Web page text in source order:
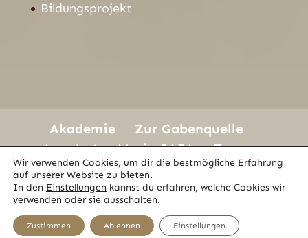
Bildungsprojekt
Akademie
Zur Gabenquelle
Angebot
Maria SAIA
Team
Tönen um die Welt
Videoblog
Magazine
Kontakt
COPYRIGHT © ZUR GABENQUELLE
Wir verwenden Cookies, um dir die bestmögliche Erfahrung
auf unserer Website zu bieten.
In den Einstellungen kannst du erfahren, welche Cookies wir
verwenden oder sie ausschalten.
Zustimmen Ablehnen Einstellungen